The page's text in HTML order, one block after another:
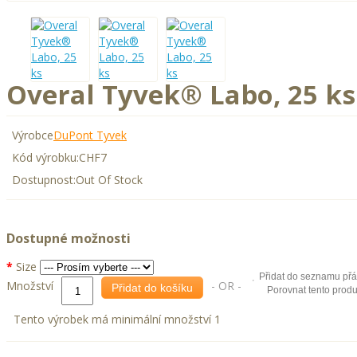
Overal Tyvek® Labo, 25 ks
VýrobceDuPont Tyvek
Kód výrobku:CHF7
Dostupnost:Out Of Stock
Dostupné možnosti
Size
Množství
Přidat do košíku - OR -
Přidat do seznamu
Porovnat tento
Tento výrobek má minimální množství 1